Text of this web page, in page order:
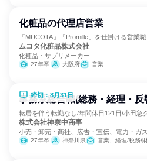
化粧品の代理店営業
「MUCOTA」「Promille」を仕掛ける営業職
ムコタ化粧品株式会社
化粧品・サプリメーカー
27年卒 大阪府 営業
締切：8月31日
事務系総合職(総務・経理・反
転居を伴う転勤なし/年間休日121日/小田急
株式会社神奈中商事
小売・卸売・商社、広告・宣伝、電力・ガ
27年卒 神奈川県 営業、経理/税務/